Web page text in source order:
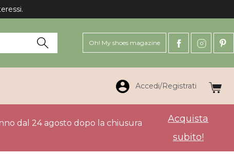
Oh! My shoes magazine
Accedi/Registrati
dal 24 agosto dopo la chiusura
Acquista
subito!